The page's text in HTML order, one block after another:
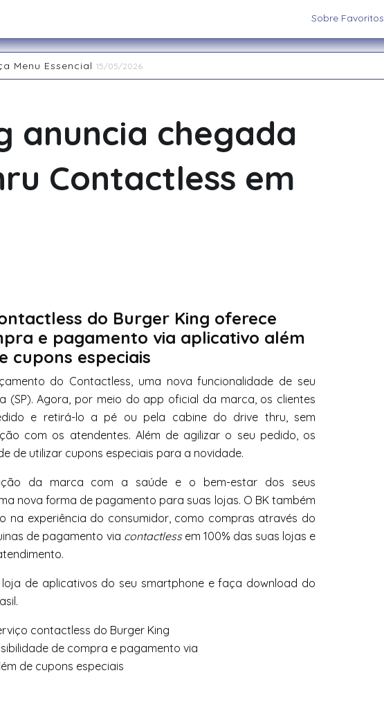
Sobre Favoritos
Menu Essencial 15/05/2026
a Indaiatuba15/05/2026
Pela Interpretação de Papéis e a Construção de Mundos
21ª Campinas Restaurant Week acontece até 20 de abril na região
anuncia chegada
Contactless em
do Burger King oferece
e pagamento via aplicativo além
cupons especiais
do Contactless, uma nova funcionalidade de seu
(SP). Agora, por meio do app oficial da marca, os clientes
e retirá-lo a pé ou pela cabine do drive thru, sem
com os atendentes. Além de agilizar o seu pedido, os
de utilizar cupons especiais para a novidade.
da marca com a saúde e o bem-estar dos seus
nova forma de pagamento para suas lojas. O BK também
na experiência do consumidor, como compras através do
de pagamento via contactlessem 100% das suas lojas e
de aplicativos do seu smartphone e faça download do